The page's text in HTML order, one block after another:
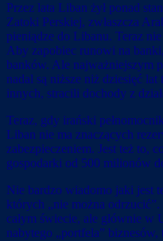
Przez lata Liban żył ponad
Zatoki Perskiej, zwłaszcza
pieniądze do Libanu. Teraz
Aby zapobiec runowi na
banków. Ale najważniejszym
nadal są niższe niż dziesięć
innych, stracili dochody z
Teraz, gdy irański
Liban nie ma znaczących
zabezpieczeniem. Jest też to,
gospodarki od 500 milionów
Nie bardzo wiadomo jaki jest
których „nie można
całym świecie, ale głównie
nabytego „portfela”